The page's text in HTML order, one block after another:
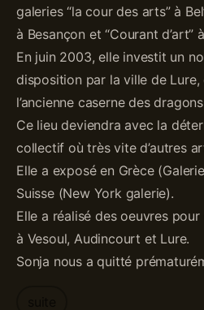
galeries “la cour des arts” à
à Besançon et “Courant d’art”
En juin 2003, elle investit un
disposition par la ville de Lure,
l’ancienne caserne des dragons.
Ce lieu deviendra avec la
collectif où très vite d’autres
Elle a exposé en Grèce
Suisse (New York galerie).
Elle a réalisé des oeuvres
à Vesoul, Audincourt et Lure.
Sonja nous a quitté